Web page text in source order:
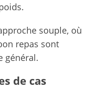
souple, où
repas sont
général.
de cas